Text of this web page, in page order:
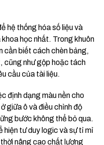
hệ thống hóa số liệu và
học nhất. Trong khuôn
cần biết cách chèn bảng,
cũng như gộp hoặc tách
cầu của tài liệu.
định dạng màu nền cho
giữa ô và điều chỉnh độ
bước không thể bỏ qua.
hiện tư duy logic và sự tỉ mỉ
nâng cao chất lượng